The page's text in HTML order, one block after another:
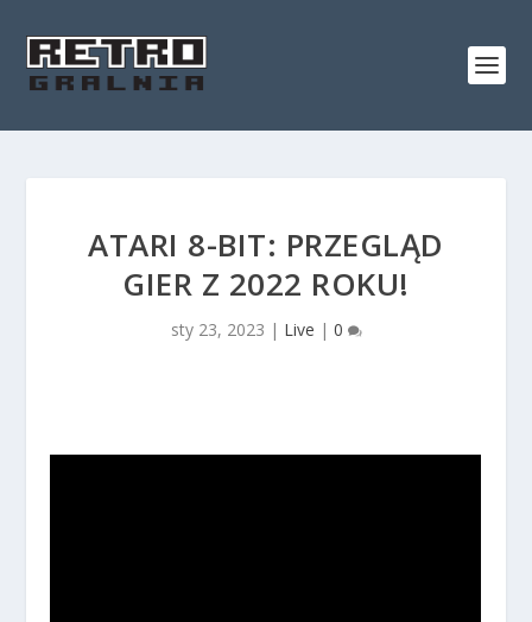
ATARI 8-BIT: PRZEGLĄD
GIER Z 2022 ROKU!
sty 23, 2023 | Live | 0